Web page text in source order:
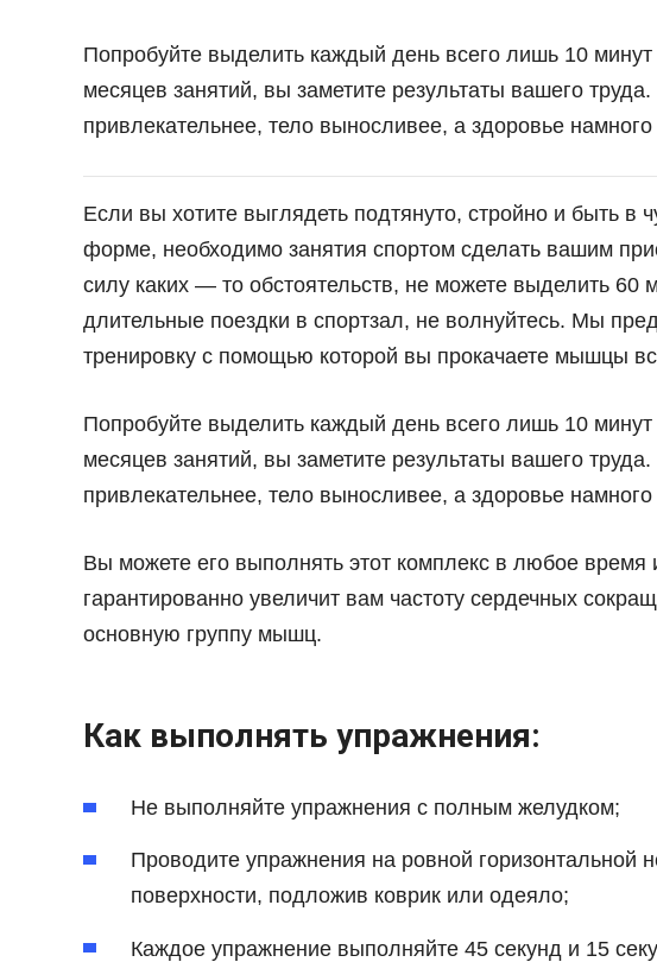
Попробуйте выделить каждый день всего лишь 10
месяцев занятий, вы заметите результаты вашего
привлекательнее, тело выносливее, а здоровье
Если вы хотите выглядеть подтянуто, стройно и быть в
форме, необходимо занятия спортом сделать вашим
силу каких — то обстоятельств, не можете выделить 60
длительные поездки в спортзал, не волнуйтесь. Мы
тренировку с помощью которой вы прокачаете мышцы
Попробуйте выделить каждый день всего лишь 10
месяцев занятий, вы заметите результаты вашего
привлекательнее, тело выносливее, а здоровье
Вы можете его выполнять этот комплекс в любое время
гарантированно увеличит вам частоту сердечных
основную группу мышц.
Как выполнять упражнения:
Не выполняйте упражнения с полным желудком;
Проводите упражнения на ровной горизонтальной
поверхности, подложив коврик или одеяло;
Каждое упражнение выполняйте 45 секунд и 15